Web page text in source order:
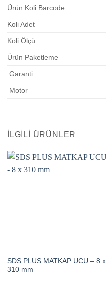
Ürün Koli Barcode
Koli Adet
Koli Ölçü
Ürün Paketleme
Garanti
Motor
İLGILI ÜRÜNLER
SDS PLUS MATKAP UCU – 8 x
310 mm